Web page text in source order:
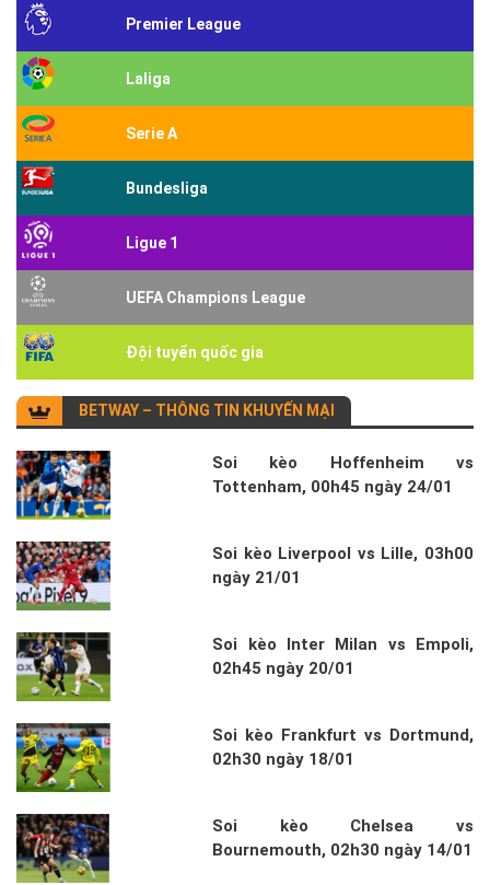
Premier League
Laliga
Serie A
Bundesliga
Ligue 1
UEFA Champions League
Đội tuyển quốc gia
BETWAY – THÔNG TIN KHUYẾN MẠI
Soi kèo Hoffenheim vs
Tottenham, 00h45 ngày 24/01
Soi kèo Liverpool vs Lille, 03h00
ngày 21/01
Soi kèo Inter Milan vs Empoli,
02h45 ngày 20/01
Soi kèo Frankfurt vs Dortmund,
02h30 ngày 18/01
Soi kèo Chelsea vs
Bournemouth, 02h30 ngày 14/01